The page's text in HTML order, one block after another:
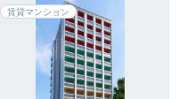
賃貸マンション